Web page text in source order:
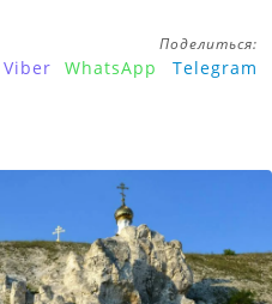
Поделиться:
Viber WhatsApp Telegram